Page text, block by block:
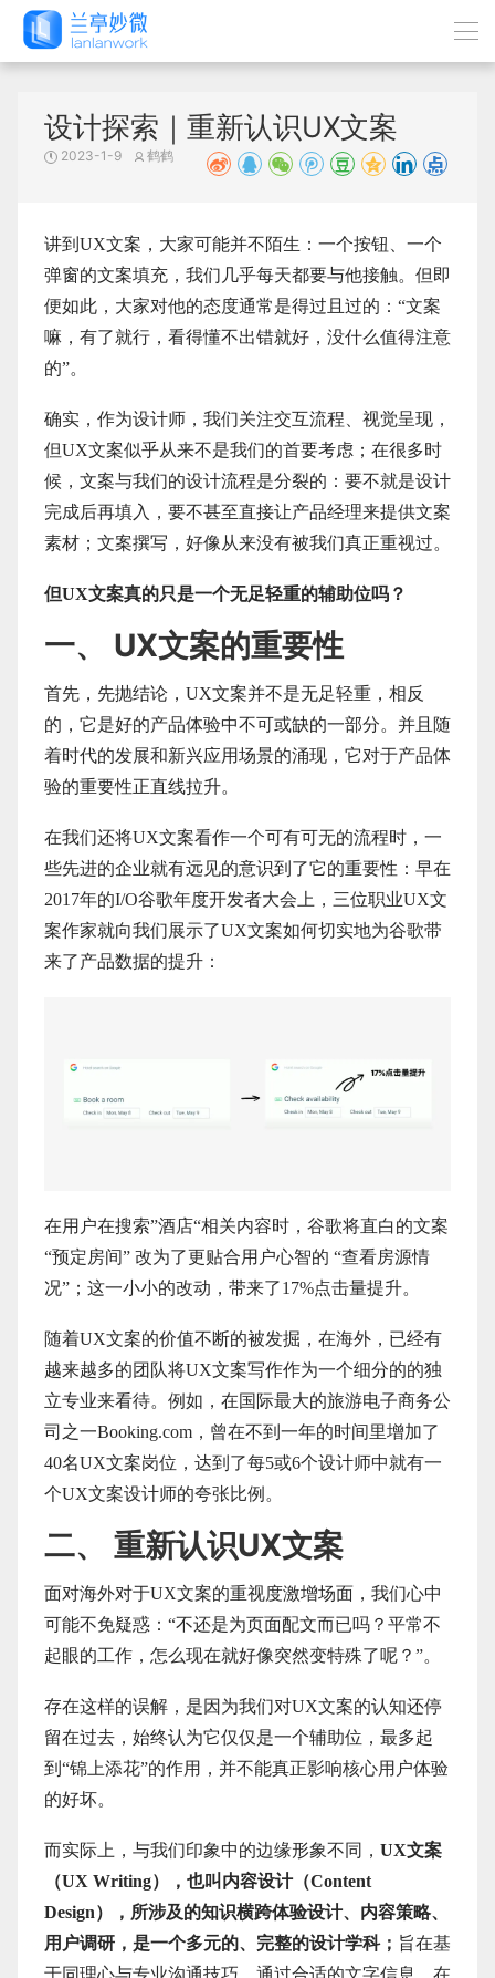
设计探索｜重新认识UX文案
2023-1-9 鹤鹤
讲到UX文案，大家可能并不陌生：一个按钮、一个
弹窗的文案填充，我们几乎每天都要与他接触。但即
便如此，大家对他的态度通常是得过且过的：“文案
嘛，有了就行，看得懂不出错就好，没什么值得注意
的”。
确实，作为设计师，我们关注交互流程、视觉呈现，
但UX文案似乎从来不是我们的首要考虑；在很多时
候，文案与我们的设计流程是分裂的：要不就是设计
完成后再填入，要不甚至直接让产品经理来提供文案
素材；文案撰写，好像从来没有被我们真正重视过。
但UX文案真的只是一个无足轻重的辅助位吗？
一、 UX文案的重要性
首先，先抛结论，UX文案并不是无足轻重，相反
的，它是好的产品体验中不可或缺的一部分。并且随
着时代的发展和新兴应用场景的涌现，它对于产品体
验的重要性正直线拉升。
在我们还将UX文案看作一个可有可无的流程时，一
些先进的企业就有远见的意识到了它的重要性：早在
2017年的I/O谷歌年度开发者大会上，三位职业UX文
案作家就向我们展示了UX文案如何切实地为谷歌带
来了产品数据的提升：
在用户在搜索”酒店“相关内容时，谷歌将直白的文案
“预定房间” 改为了更贴合用户心智的 “查看房源情
况”；这一小小的改动，带来了17%点击量提升。
随着UX文案的价值不断的被发掘，在海外，已经有
越来越多的团队将UX文案写作作为一个细分的的独
立专业来看待。例如，在国际最大的旅游电子商务公
司之一Booking.com，曾在不到一年的时间里增加了
40名UX文案岗位，达到了每5或6个设计师中就有一
个UX文案设计师的夸张比例。
二、 重新认识UX文案
面对海外对于UX文案的重视度激增场面，我们心中
可能不免疑惑：“不还是为页面配文而已吗？平常不
起眼的工作，怎么现在就好像突然变特殊了呢？”。
存在这样的误解，是因为我们对UX文案的认知还停
留在过去，始终认为它仅仅是一个辅助位，最多起
到“锦上添花”的作用，并不能真正影响核心用户体验
的好坏。
而实际上，与我们印象中的边缘形象不同， UX文案
（UX Writing），也叫内容设计（Content
Design），所涉及的知识横跨体验设计、内容策略、
用户调研，是一个多元的、完整的设计学科； 旨在基
于同理心与专业沟通技巧，通过合适的文字信息，在